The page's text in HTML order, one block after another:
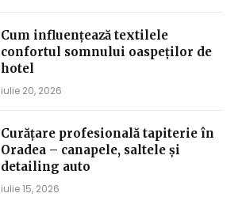
Cum influențează textilele
confortul somnului oaspeților de
hotel
iulie 20, 2026
Curățare profesională tapiterie în
Oradea – canapele, saltele și
detailing auto
iulie 15, 2026